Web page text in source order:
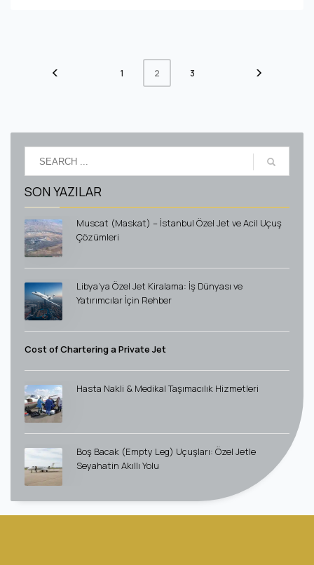
1 2 3
SON YAZILAR
Muscat (Maskat) – İstanbul Özel Jet ve Acil Uçuş
Çözümleri
Libya’ya Özel Jet Kiralama: İş Dünyası ve
Yatırımcılar İçin Rehber
Cost of Chartering a Private Jet
Hasta Nakli & Medikal Taşımacılık Hizmetleri
Boş Bacak (Empty Leg) Uçuşları: Özel Jetle
Seyahatin Akıllı Yolu